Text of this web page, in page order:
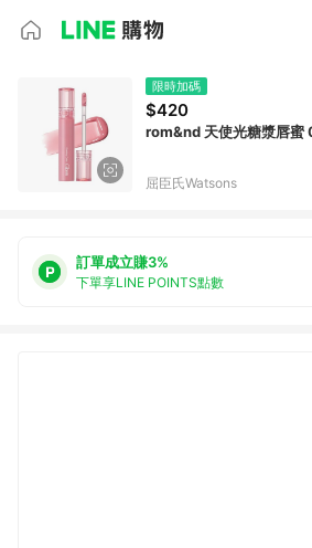
限時加碼
$420
rom&nd 天使光糖漿唇蜜
屈臣氏Watsons
訂單成立賺3%
下單享LINE POINTS點數